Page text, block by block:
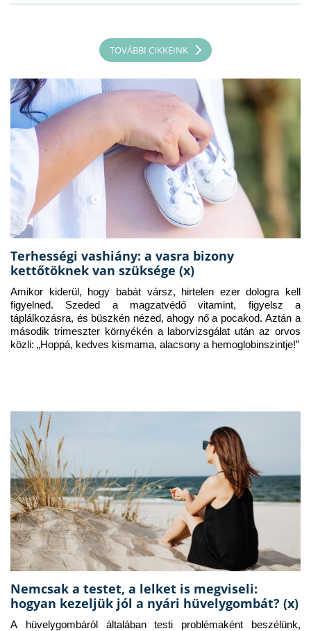
TOVÁBBI CIKKEINK
Terhességi vashiány: a vasra bizony
kettőtöknek van szüksége (x)
Amikor kiderül, hogy babát vársz, hirtelen ezer dologra kell
figyelned. Szeded a magzatvédő vitamint, figyelsz a
táplálkozásra, és büszkén nézed, ahogy nő a pocakod. Aztán a
második trimeszter környékén a laborvizsgálat után az orvos
közli: „Hoppá, kedves kismama, alacsony a hemoglobinszintje!”
Nemcsak a testet, a lelket is megviseli:
hogyan kezeljük jól a nyári hüvelygombát? (x)
A hüvelygombáról általában testi problémaként beszélünk,